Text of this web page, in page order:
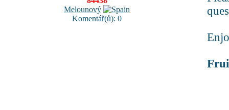
Melounový
Komentář(ů): 0